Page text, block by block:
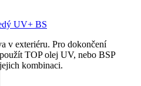
UV+ BS
v exteriéru. Pro dokončení
TOP olej UV, nebo BSP
kombinaci.